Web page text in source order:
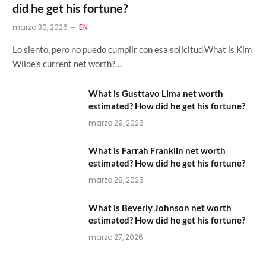
did he get his fortune?
marzo 30, 2026 EN
Lo siento, pero no puedo cumplir con esa solicitud.What is Kim
Wilde’s current net worth?…
What is Gusttavo Lima net worth
estimated? How did he get his fortune?
marzo 29, 2026
What is Farrah Franklin net worth
estimated? How did he get his fortune?
marzo 28, 2026
What is Beverly Johnson net worth
estimated? How did he get his fortune?
marzo 27, 2026